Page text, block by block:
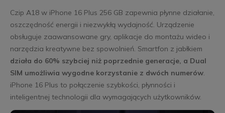
Czip A18 w iPhone 16 Plus 256 GB zapewnia płynne działanie,
oszczędność energii i niezwykłą wydajność. Urządzenie
obsługuje zaawansowane gry, aplikacje do montażu wideo i
narzędzia kreatywne bez spowolnień. Smartfon z jabłkiem
działa do 60% szybciej niż poprzednie generacje, a Dual
SIM umożliwia wygodne korzystanie z dwóch numerów.
iPhone 16 Plus to połączenie szybkości, płynności i
inteligentnej technologii dla wymagających użytkowników.